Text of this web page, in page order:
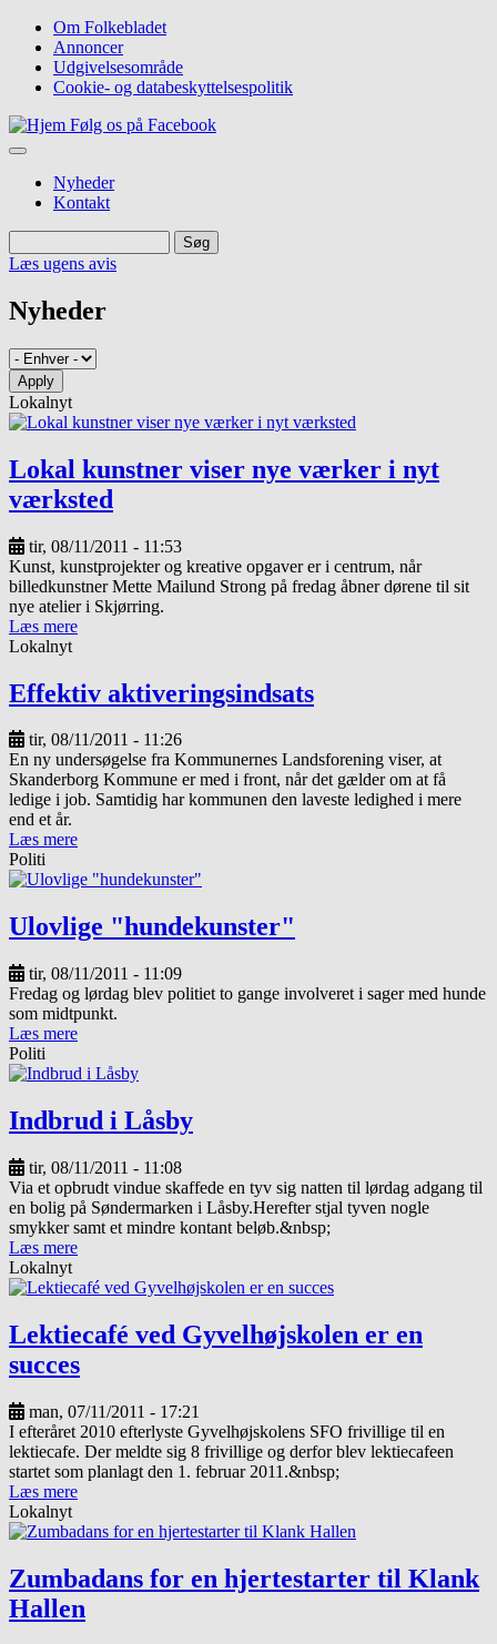
hovedindhold
Top
navigation
Om Folkebladet
Annoncer
Udgivelsesområde
Cookie- og databeskyttelsespolitik
Følg os på Facebook
Nyheder
Kontakt
Søg
Læs ugens avis
Nyheder
Apply
Lokalnyt
Lokal kunstner viser nye værker i nyt
værksted
tir, 08/11/2011 - 11:53
Kunst, kunstprojekter og kreative opgaver er i centrum, når
billedkunstner Mette Mailund Strong på fredag åbner dørene til sit
nye atelier i Skjørring.
Læs mere
Lokalnyt
Effektiv aktiveringsindsats
tir, 08/11/2011 - 11:26
En ny undersøgelse fra Kommunernes Landsforening viser, at
Skanderborg Kommune er med i front, når det gælder om at få
ledige i job. Samtidig har kommunen den laveste ledighed i mere
end et år.
Læs mere
Politi
Ulovlige "hundekunster"
tir, 08/11/2011 - 11:09
Fredag og lørdag blev politiet to gange involveret i sager med hunde
som midtpunkt.
Læs mere
Politi
Indbrud i Låsby
tir, 08/11/2011 - 11:08
Via et opbrudt vindue skaffede en tyv sig natten til lørdag adgang til
en bolig på Søndermarken i Låsby.Herefter stjal tyven nogle
smykker samt et mindre kontant beløb.&nbsp;
Læs mere
Lokalnyt
Lektiecafé ved Gyvelhøjskolen er en
succes
man, 07/11/2011 - 17:21
I efteråret 2010 efterlyste Gyvelhøjskolens SFO frivillige til en
lektiecafe. Der meldte sig 8 frivillige og derfor blev lektiecafeen
startet som planlagt den 1. februar 2011.&nbsp;
Læs mere
Lokalnyt
Zumbadans for en hjertestarter til Klank
Hallen